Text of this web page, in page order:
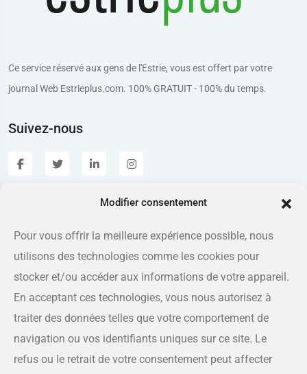
Modifier consentement
Pour vous offrir la meilleure expérience possible, nous
utilisons des technologies comme les cookies pour
stocker et/ou accéder aux informations de votre appareil.
En acceptant ces technologies, vous nous autorisez à
traiter des données telles que votre comportement de
navigation ou vos identifiants uniques sur ce site. Le
refus ou le retrait de votre consentement peut affecter
Ce service réservé aux gens de l'Estrie, vous est offert par votre
journal Web Estrieplus.com. 100% GRATUIT - 100% du temps.
Suivez-nous
Adresse
175 rue Queen, Sherbrooke QC J1L 1K1
Téléphone
819-566-8810